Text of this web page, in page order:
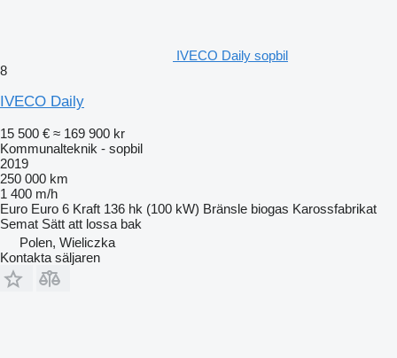
IVECO Daily sopbil
8
IVECO Daily
15 500 € ≈ 169 900 kr
Kommunalteknik - sopbil
2019
250 000 km
1 400 m/h
Euro Euro 6 Kraft 136 hk (100 kW) Bränsle biogas Karossfabrikat
Semat Sätt att lossa bak
Polen, Wieliczka
Kontakta säljaren